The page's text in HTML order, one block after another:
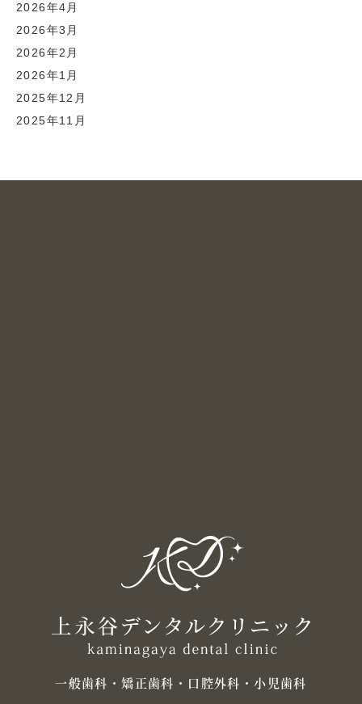
2026年4月
2026年3月
2026年2月
2026年1月
2025年12月
2025年11月
一般歯科・矯正歯科・口腔外科・小児歯科